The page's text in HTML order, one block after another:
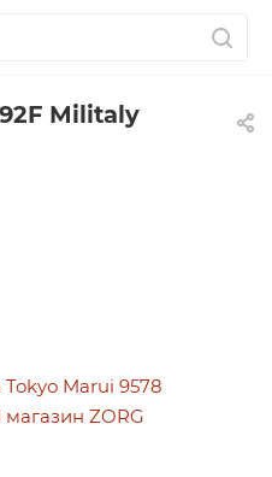
Militaly